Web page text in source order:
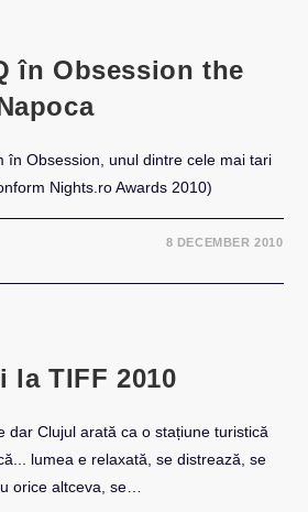
în Obsession the
în Obsession, unul dintre cele mai tari
Nights.ro Awards 2010)
8 DECEMBER 2010
la TIFF 2010
dar Clujul arată ca o stațiune turistică
lumea e relaxată, se distrează, se
orice altceva, se…